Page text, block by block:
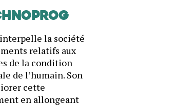
la société
relatifs aux
de la condition
de l’humain. Son
cette
en allongeant